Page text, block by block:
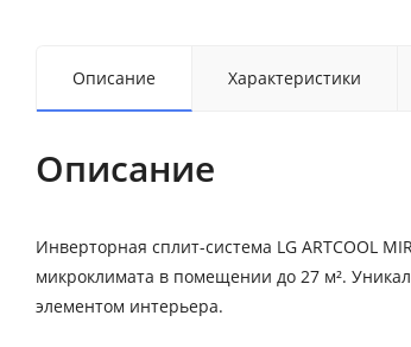
Описание Характеристики
Описание
Инверторная сплит-система LG ARTCOOL
микроклимата в помещении до 27 м².
элементом интерьера.